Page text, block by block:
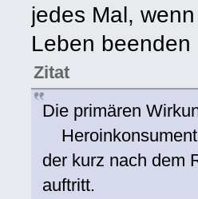
jedes Mal,
Leben beenden
Zitat
Die primären
der kurz nach dem
auftritt.